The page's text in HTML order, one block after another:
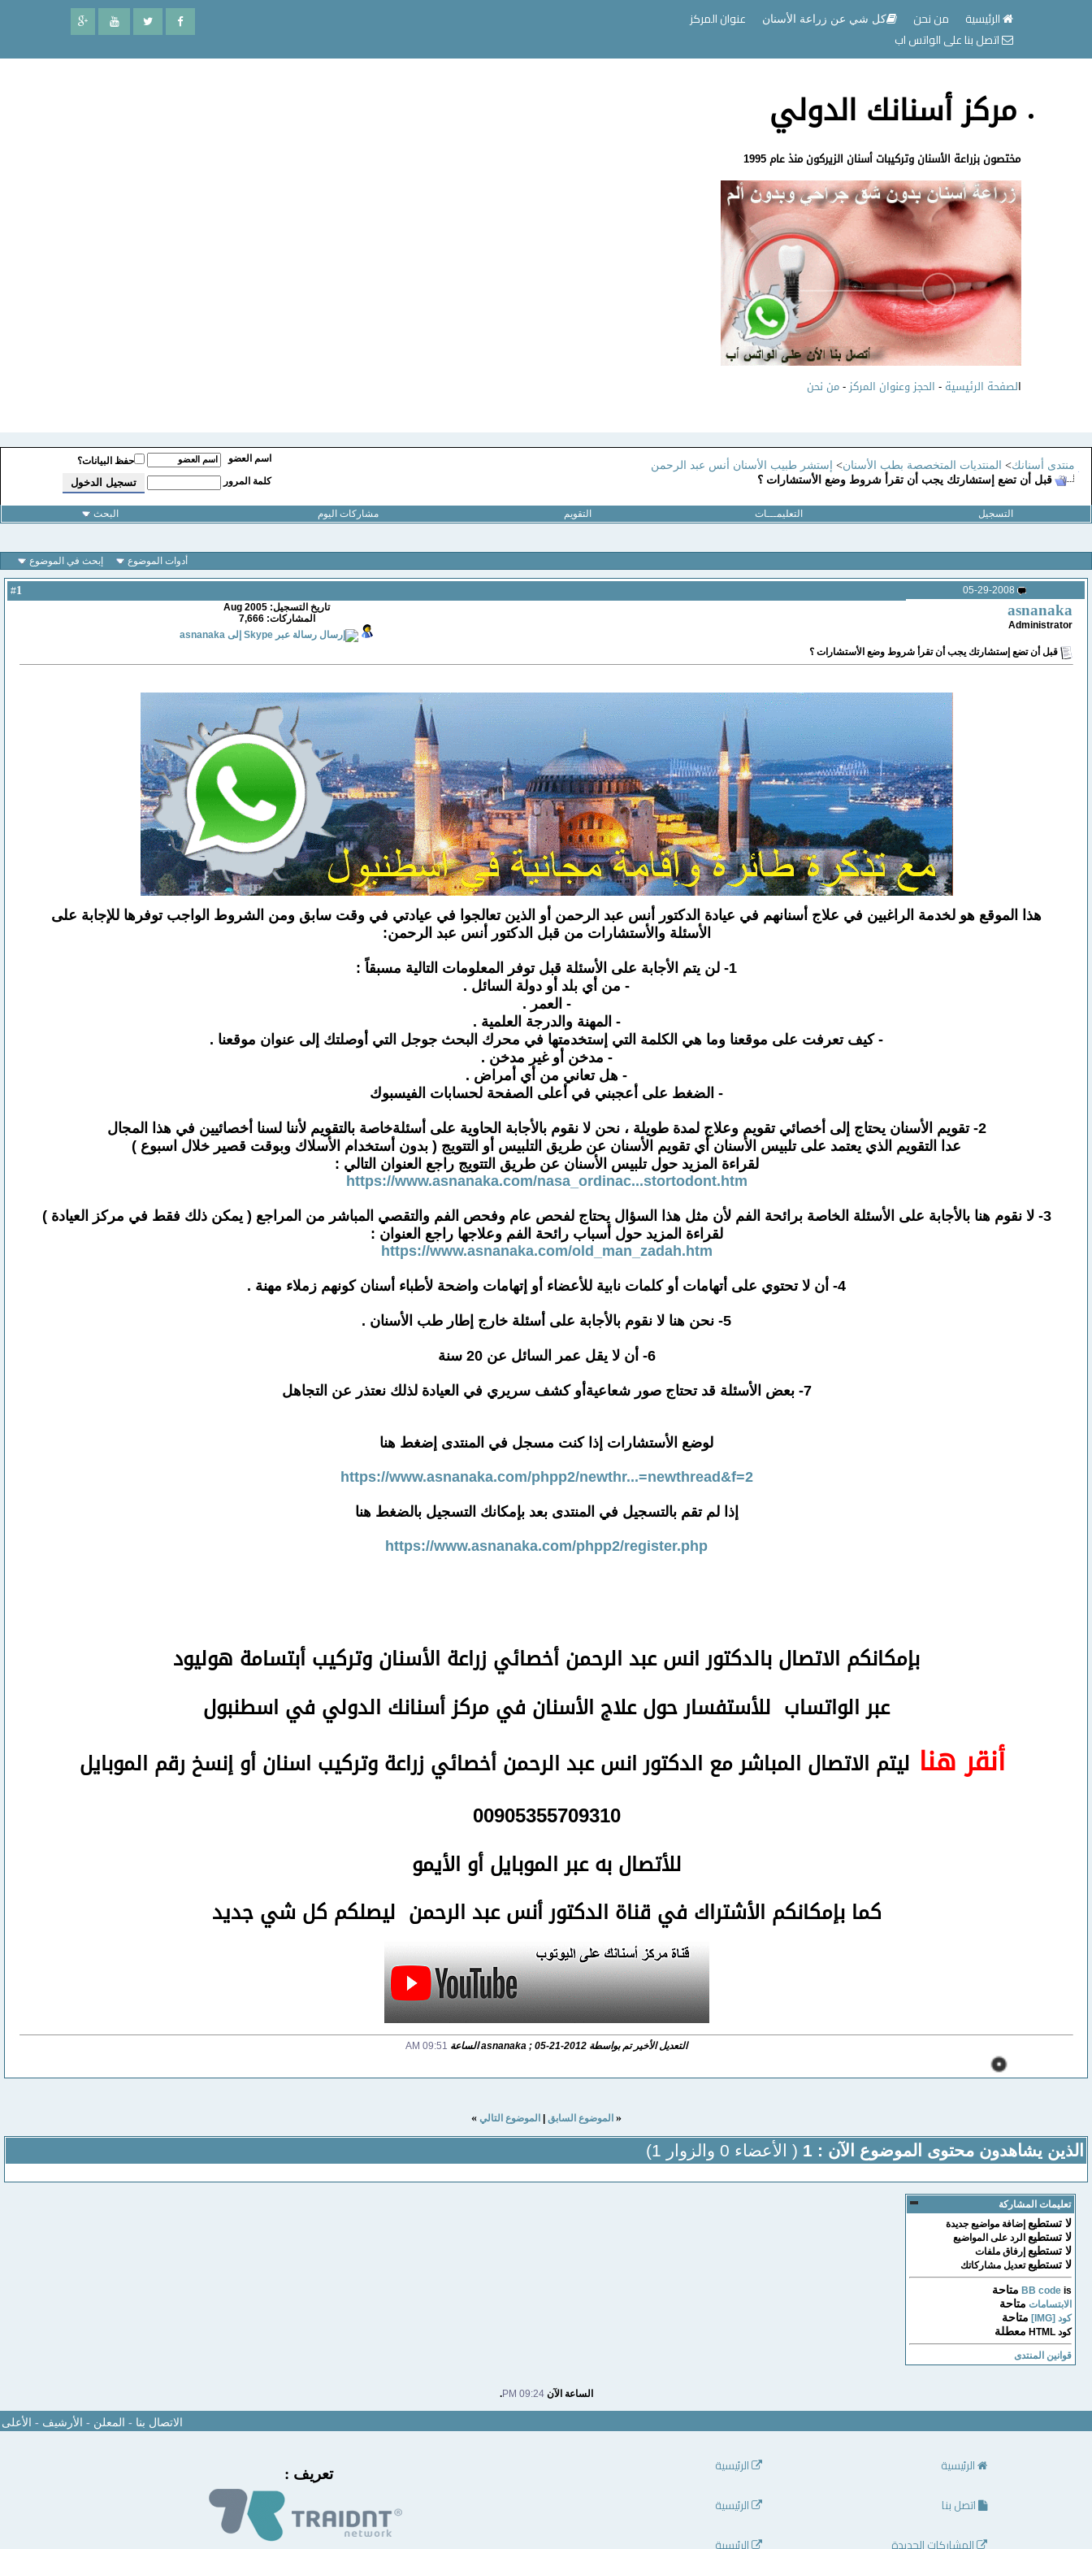
الرئيسية من نحن كل شي عن زراعة الأسنان
عنوان المركز
اتصل بنا على الواتس اب
مركز أسنانك الدولي
مختصون بزراعة الأسنان وتركيبات أسنان الزيركون منذ عام 1995
الصفحة الرئيسية - الحجز وعنوان المركز-من نحن
منتدى أسنانك> المنتديات المتخصصة بطب الأسنان> إستشر طبيب الأسنان أنس عبد الرحمن
قبل أن تضع إستشارتك يجب أن تقرأ شروط وضع الأستشارات ؟
اسم العضو
حفظ البيانات؟
كلمة المرور
التسجيل التعليمـــات التقويم مشاركات اليوم البحث
أدوات الموضوع إبحث في الموضوع
05-29-2008
1
asnanaka
Administrator
تاريخ التسجيل: Aug 2005
المشاركات: 7,666
قبل أن تضع إستشارتك يجب أن تقرأ شروط وضع الأستشارات ؟
هذا الموقع هو لخدمة الراغبين في علاج أسنانهم في عيادة الدكتور أنس عبد الرحمن أو الذين تعالجوا في عيادتي في وقت سابق ومن الشروط الواجب توفرها للإجابة على
الأسئلة والأستشارات من قبل الدكتور أنس عبد الرحمن:
1- لن يتم الأجابة على الأسئلة قبل توفر المعلومات التالية مسبقاً :
- من أي بلد أو دولة السائل .
- العمر .
- المهنة والدرجة العلمية .
- كيف تعرفت على موقعنا وما هي الكلمة التي إستخدمتها في محرك البحث جوجل التي أوصلتك إلى عنوان موقعنا .
- مدخن أو غير مدخن .
- هل تعاني من أي أمراض .
- الضغط على أعجبني في أعلى الصفحة لحسابات الفيسبوك
2- تقويم الأسنان يحتاج إلى أخصائي تقويم وعلاج لمدة طويلة ، نحن لا نقوم بالأجابة الحاوية على أسئلةخاصة بالتقويم لأننا لسنا أخصائيين في هذا المجال
عدا التقويم الذي يعتمد على تلبيس الأسنان أي تقويم الأسنان عن طريق التلبيس أو التتويج ( بدون أستخدام الأسلاك وبوقت قصير خلال اسبوع )
لقراءة المزيد حول تلبيس الأسنان عن طريق التتويج راجع العنوان التالي :
https://www.asnanaka.com/nasa_ordinac...stortodont.htm
3- لا نقوم هنا بالأجابة على الأسئلة الخاصة برائحة الفم لأن مثل هذا السؤال يحتاج لفحص عام وفحص الفم والتقصي المباشر من المراجع ( يمكن ذلك فقط في مركز العيادة )
لقراءة المزيد حول أسباب رائحة الفم وعلاجها راجع العنوان :
https://www.asnanaka.com/old_man_zadah.htm
4- أن لا تحتوي على أتهامات أو كلمات نابية للأعضاء أو إتهامات واضحة لأطباء أسنان كونهم زملاء مهنة .
5- نحن هنا لا نقوم بالأجابة على أسئلة خارج إطار طب الأسنان .
6- أن لا يقل عمر السائل عن 20 سنة
7- بعض الأسئلة قد تحتاج صور شعاعيةأو كشف سريري في العيادة لذلك نعتذر عن التجاهل
لوضع الأستشارات إذا كنت مسجل في المنتدى إضغط هنا
https://www.asnanaka.com/phpp2/newthr...=newthread&f=2
إذا لم تقم بالتسجيل في المنتدى بعد بإمكانك التسجيل بالضغط هنا
https://www.asnanaka.com/phpp2/register.php
بإمكانكم الاتصال بالدكتور انس عبد الرحمنأخصائي زراعة الأسنان وتركيب أبتسامة هوليود
عبر الواتساب للأستفسار حول علاج الأسنان في مركز أسنانك الدولي في اسطنبول
أنقر هنا ليتم الاتصال المباشر مع الدكتور انس عبد الرحمن أخصائي زراعة وتركيب اسنانأوإنسخ رقم الموبايل
00905355709310
للأتصالبه عبر الموبايل أو الأيمو
كما بإمكانكم الأشتراك في قناة الدكتور أنس عبد الرحمن ليصلكم كل شي جديد
التعديل الأخير تم بواسطة asnanaka ; 05-21-2012 الساعة 09:51 AM
« الموضوع السابق الموضوع التالي »
الذين يشاهدون محتوى الموضوع الآن : 1 ( الأعضاء 0 والزوار 1)
تعليمات المشاركة
لا تستطيع إضافة مواضيع جديدة
لا تستطيع الرد على المواضيع
لا تستطيع إرفاق ملفات
لا تستطيعتعديل مشاركاتك
BB code is متاحة
الابتسامات متاحة
كود [IMG] متاحة
كود HTML معطلة
قوانين المنتدى
الساعة الآن09:24 PM
.
الاتصال بنا - المعلن - الأرشيف - الأعلى
الرئيسية
اتصل بنا
الرئيسية
الرئيسية
تعريف :